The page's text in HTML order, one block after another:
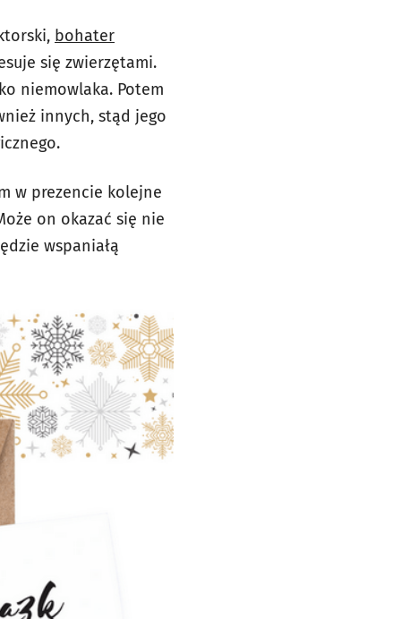
bohater
się zwierzętami.
niemowlaka. Potem
innych, stąd jego
w prezencie kolejne
on okazać się nie
wspaniałą